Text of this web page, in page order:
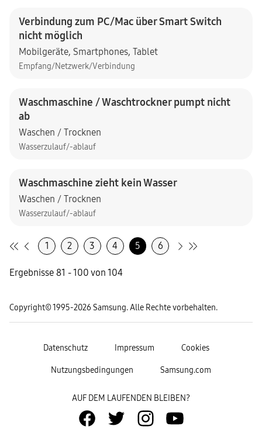
Verbindung zum PC/Mac über Smart Switch
nicht möglich
Mobilgeräte, Smartphones, Tablet
Empfang/Netzwerk/Verbindung
Waschmaschine / Waschtrockner pumpt nicht
ab
Waschen / Trocknen
Wasserzulauf/-ablauf
Waschmaschine zieht kein Wasser
Waschen / Trocknen
Wasserzulauf/-ablauf
1 2 3 4 5 6
Ergebnisse 81 - 100 von 104
Copyright© 1995-2026 Samsung. Alle Rechte vorbehalten.
Datenschutz Impressum Cookies
Nutzungsbedingungen Samsung.com
AUF DEM LAUFENDEN BLEIBEN?